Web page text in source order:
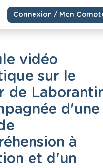
Connexion / Mon
vidéo
sur le
de
d'une
à
et d'un